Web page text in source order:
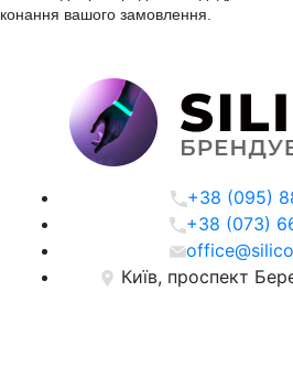
вашого замовлення.
+38 (095)
+38 (073)
Київ, проспект